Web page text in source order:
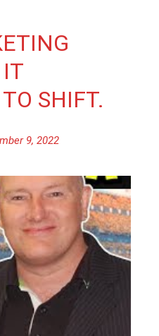
SHIFT.
9, 2022